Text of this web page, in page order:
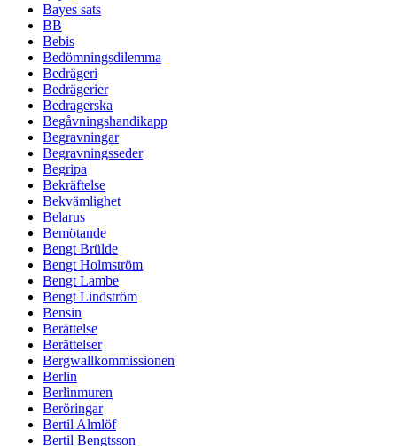
Bayes sats
BB
Bebis
Bedömningsdilemma
Bedrägeri
Bedrägerier
Bedragerska
Begåvningshandikapp
Begravningar
Begravningsseder
Begripa
Bekräftelse
Bekvämlighet
Belarus
Bemötande
Bengt Brülde
Bengt Holmström
Bengt Lambe
Bengt Lindström
Bensin
Berättelse
Berättelser
Bergwallkommissionen
Berlin
Berlinmuren
Beröringar
Bertil Almlöf
Bertil Bengtsson